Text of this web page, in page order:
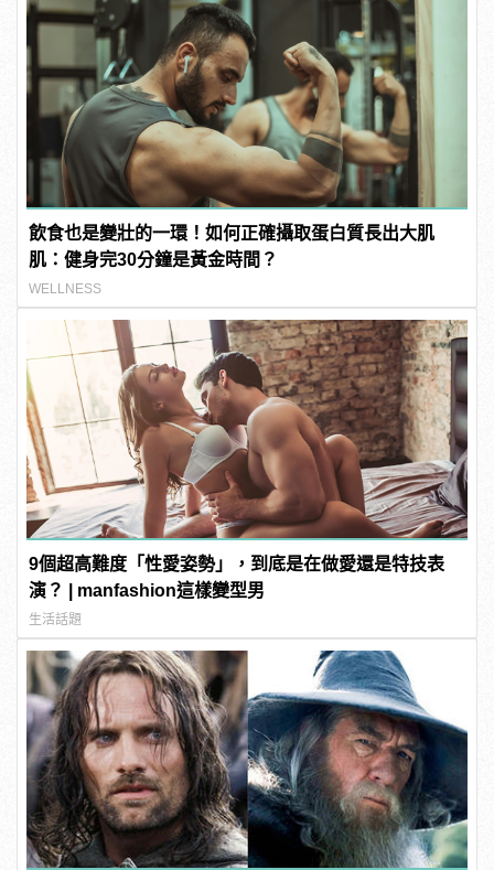
飲食也是變壯的一環！如何正確攝取蛋白質長出大肌
肌：健身完30分鐘是黃金時間？
WELLNESS
9個超高難度「性愛姿勢」，到底是在做愛還是特技表
演？ | manfashion這樣變型男
生活話題